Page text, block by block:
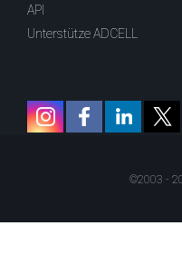
API
Unterstütze ADCELL
©2003 -